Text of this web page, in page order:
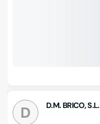
D D.M. BRICO, S.L.